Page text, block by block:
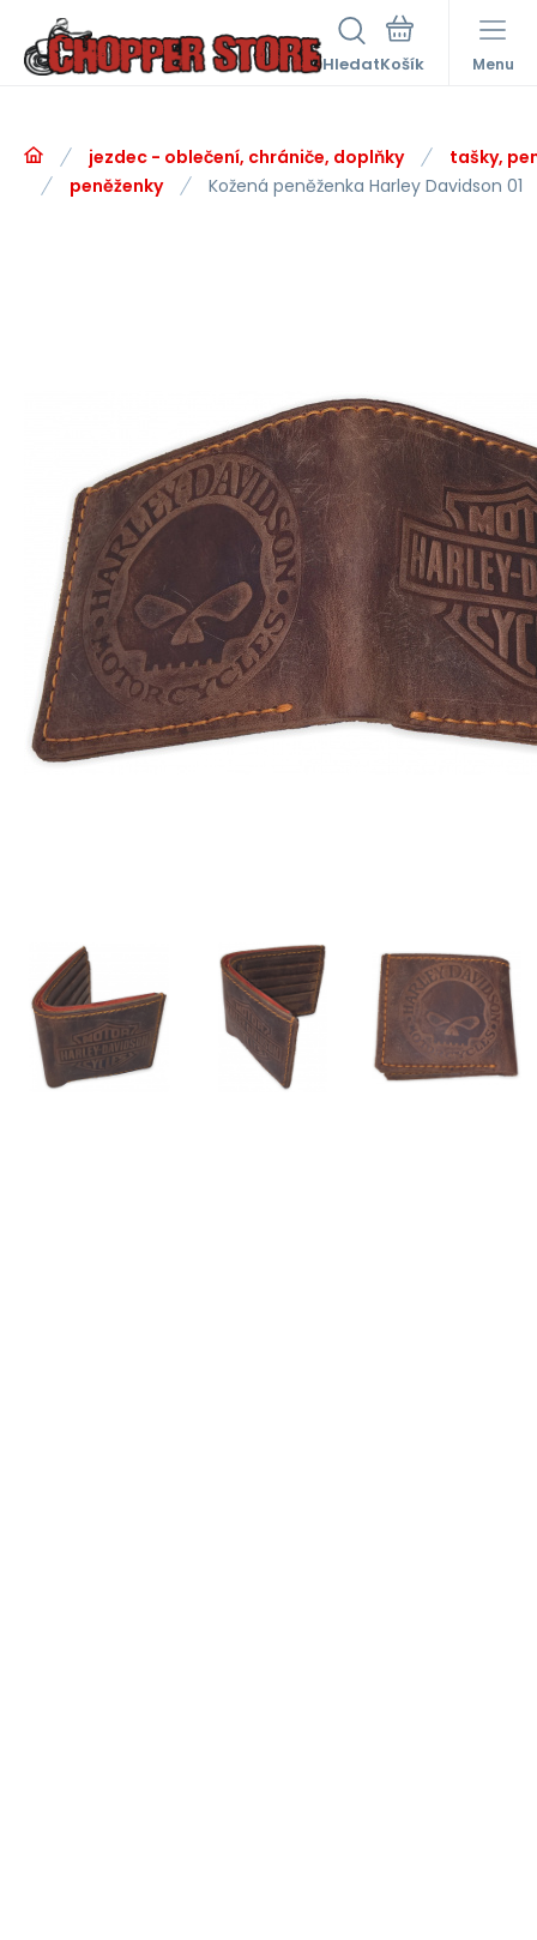
Hledat Menu
jezdec - oblečení, chrániče, doplňky
tašky,
peněženky
Kožená peněženka Harley Davidson 01